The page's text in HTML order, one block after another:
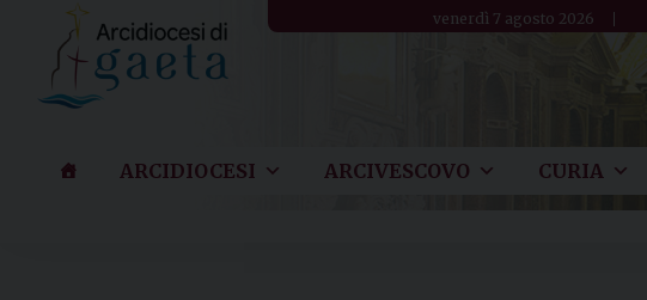
content
venerdì 7 agosto 2026
ARCIDIOCESI ARCIVESCOVO CURIA